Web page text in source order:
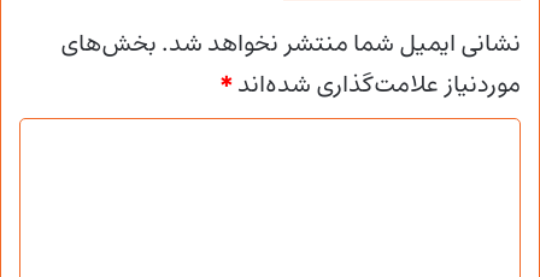
نشانی ایمیل شما منتشر نخواهد شد.بخش‌های
موردنیاز علامت‌گذاری شده‌اند*
د